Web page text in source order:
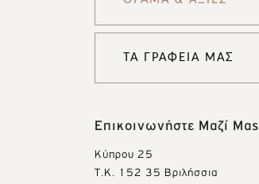
ΤΑ ΓΡΑΦΕΊΑ ΜΑΣ
Επικοινωνήστε Μαζί Μας
Κύπρου 25
Τ.Κ. 152 35 Βριλήσσια